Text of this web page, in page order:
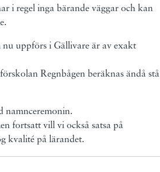
i regel inga bärande väggar och kan
uppförs i Gällivare är av exakt
Regnbågen beräknas ändå stå
namnceremonin.
fortsatt vill vi också satsa på
kvalité på lärandet.